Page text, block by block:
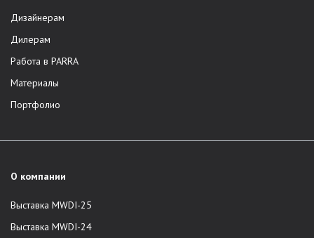
Дизайнерам
Дилерам
Работа в PARRA
Материалы
Портфолио
О компании
Выставка MWDI-25
Выставка MWDI-24